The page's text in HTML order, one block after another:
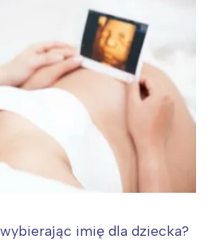
imię dla dziecka?